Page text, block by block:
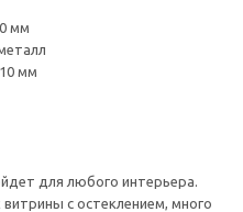
мм
мм
для любого интерьера.
с остеклением, много